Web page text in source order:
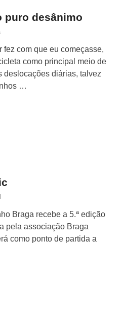
puro desânimo
fez com que eu começasse,
como principal meio de
deslocações diárias, talvez
…
Braga recebe a 5.ª edição
pela associação Braga
como ponto de partida a